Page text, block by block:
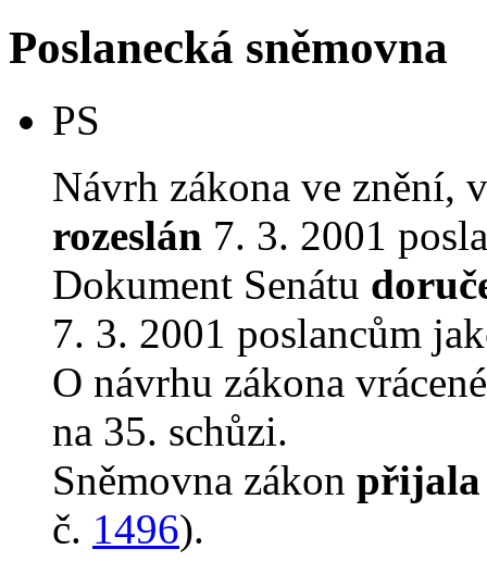
Poslanecká sněmovna
PS
Návrh zákona ve znění,
rozeslán 7. 3. 2001
Dokument Senátu
7. 3. 2001 poslancům
O návrhu zákona
na 35. schůzi.
Sněmovna zákon přijala
č. 1496).